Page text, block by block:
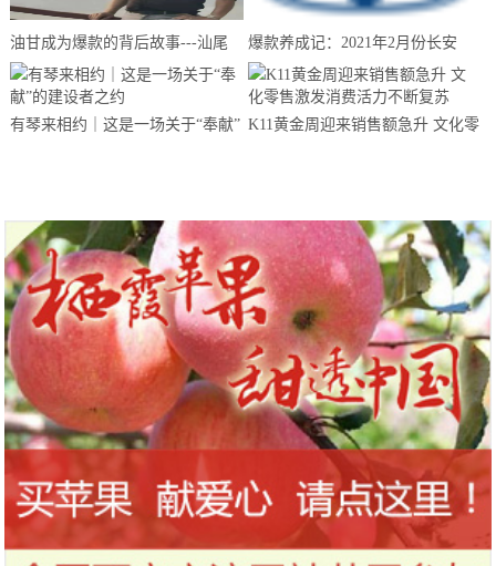
油甘成为爆款的背后故事---汕尾
南果农业带你来揭晓
爆款养成记：2021年2月份长安
CS75夺得中国SUV销量冠军
有琴来相约｜这是一场关于“奉献” K11黄金周迎来销售额急升 文化零